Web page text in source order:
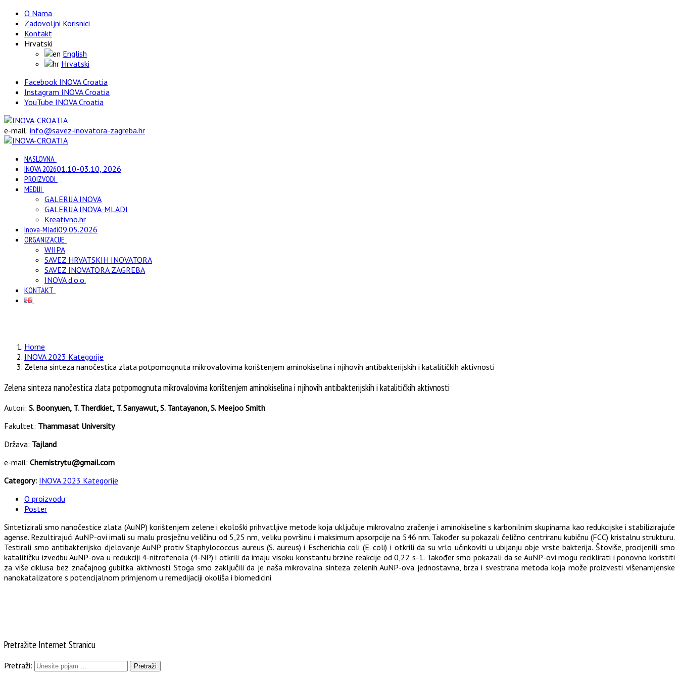
O Nama
Zadovoljni Korisnici
Kontakt
Hrvatski
English
Hrvatski
Facebook INOVA Croatia
Instagram INOVA Croatia
YouTube INOVA Croatia
e-mail: info@savez-inovatora-zagreba.hr
NASLOVNA
INOVA 202601.10.-03.10, 2026
PROIZVODI
MEDIJI
GALERIJA INOVA
GALERIJA INOVA-MLADI
Kreativno.hr
Inova-Mladi09.05.2026
ORGANIZACIJE
WIIPA
SAVEZ HRVATSKIH INOVATORA
SAVEZ INOVATORA ZAGREBA
INOVA d.o.o.
KONTAKT
Home
INOVA 2023 Kategorije
Zelena sinteza nanočestica zlata potpomognuta mikrovalovima korištenjem aminokiselina i njihovih antibakterijskih i katalitičkih aktivnosti
Zelena sinteza nanočestica zlata potpomognuta mikrovalovima korištenjem aminokiselina i njihovih antibakterijskih i katalitičkih aktivnosti
Autori: S. Boonyuen, T. Therdkiet, T. Sanyawut, S. Tantayanon, S. Meejoo Smith
Fakultet: Thammasat University
Država: Tajland
e-mail: Chemistrytu@gmail.com
Category: INOVA 2023 Kategorije
O proizvodu
Poster
Sintetizirali smo nanočestice zlata (AuNP) korištenjem zelene i ekološki prihvatljive metode koja uključuje mikrovalno zračenje i aminokiseline s karbonilnim skupinama kao redukcijske i stabilizirajuće
agense. Rezultirajući AuNP-ovi imali su malu prosječnu veličinu od 5,25 nm, veliku površinu i maksimum apsorpcije na 546 nm. Također su pokazali čelično centriranu kubičnu (FCC) kristalnu strukturu.
Testirali smo antibakterijsko djelovanje AuNP protiv Staphylococcus aureus (S. aureus) i Escherichia coli (E. coli) i otkrili da su vrlo učinkoviti u ubijanju obje vrste bakterija. Štoviše, procijenili smo
katalitičku izvedbu AuNP-ova u redukciji 4-nitrofenola (4-NP) i otkrili da imaju visoku konstantu brzine reakcije od 0,22 s-1. Također smo pokazali da se AuNP-ovi mogu reciklirati i ponovno koristiti
za više ciklusa bez značajnog gubitka aktivnosti. Stoga smo zaključili da je naša mikrovalna sinteza zelenih AuNP-ova jednostavna, brza i svestrana metoda koja može proizvesti višenamjenske
nanokatalizatore s potencijalnom primjenom u remedijaciji okoliša i biomedicini
Pretražite Internet Stranicu
Pretraži: